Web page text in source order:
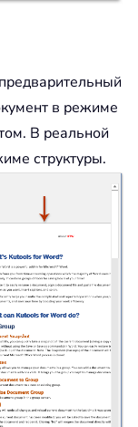
в режиме
В реальной
структуры.